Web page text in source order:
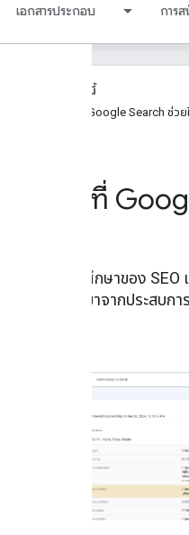
เอกสารประกอบ การ
ในหน้านี้
ดูวิธีที่ Google Search ช่ว
ดูวิธีที่
ดูกรณีศึกษาของ SEO
คุณซึ่งมาจากประสบก